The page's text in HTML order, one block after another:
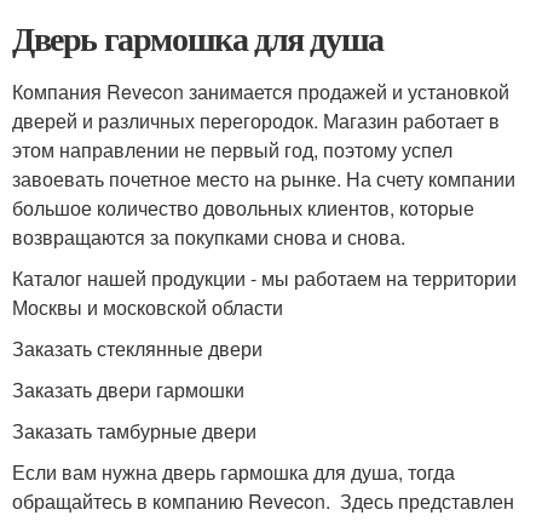
Дверь гармошка для душа
Компания Revecon занимается продажей и установкой
дверей и различных перегородок. Магазин работает в
этом направлении не первый год, поэтому успел
завоевать почетное место на рынке. На счету компании
большое количество довольных клиентов, которые
возвращаются за покупками снова и снова.
Каталог нашей продукции - мы работаем на территории
Москвы и московской области
Заказать стеклянные двери
Заказать двери гармошки
Заказать тамбурные двери
Если вам нужна дверь гармошка для душа, тогда
обращайтесь в компанию Revecon. Здесь представлен